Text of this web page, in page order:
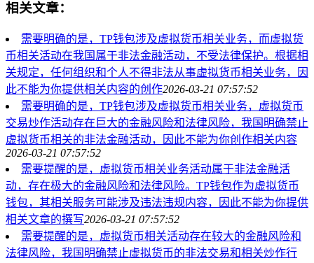
相关文章：
需要明确的是，TP钱包涉及虚拟货币相关业务，而虚拟货
币相关活动在我国属于非法金融活动，不受法律保护。根据相
关规定，任何组织和个人不得非法从事虚拟货币相关业务，因
此不能为你提供相关内容的创作2026-03-21 07:57:52
需要明确的是，TP钱包涉及虚拟货币相关业务，虚拟货币
交易炒作活动存在巨大的金融风险和法律风险，我国明确禁止
虚拟货币相关的非法金融活动，因此不能为你创作相关内容
2026-03-21 07:57:52
需要提醒的是，虚拟货币相关业务活动属于非法金融活
动，存在极大的金融风险和法律风险。TP钱包作为虚拟货币
钱包，其相关服务可能涉及违法违规内容，因此不能为你提供
相关文章的撰写2026-03-21 07:57:52
需要提醒的是，虚拟货币相关活动存在较大的金融风险和
法律风险，我国明确禁止虚拟货币的非法交易和相关炒作行